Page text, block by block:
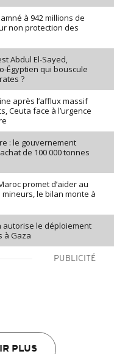
à 942 millions de
non protection des
Abdul El-Sayed,
Égyptien qui bouscule
?
après l’afflux massif
Ceuta face à l’urgence
: le gouvernement
de 100 000 tonnes
promet d’aider au
le bilan monte à
autorise le déploiement
à Gaza
PUBLICITÉ
PLUS